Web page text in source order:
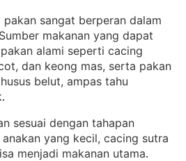
sangat berperan dalam
Sumber makanan yang dapat
alami seperti cacing
dan keong mas, serta pakan
belut, ampas tahu
.
sesuai dengan tahapan
yang kecil, cacing sutra
menjadi makanan utama